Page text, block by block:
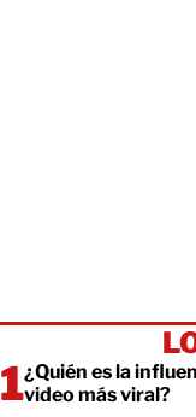
¿Quién es la
video más viral?